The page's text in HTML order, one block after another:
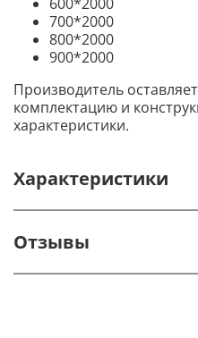
700*2000
800*2000
900*2000
Производитель
комплектацию и
характеристики.
Характеристики
Отзывы